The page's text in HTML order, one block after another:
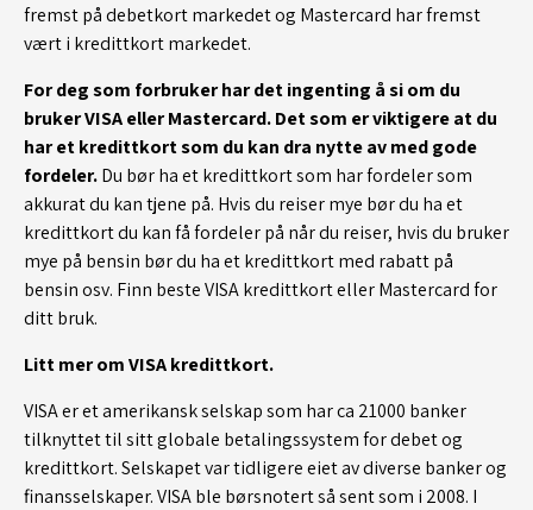
fremst på debetkort markedet og Mastercard har fremst
vært i kredittkort markedet.
For deg som forbruker har det ingenting å si om du
bruker VISA eller Mastercard. Det som er viktigere at du
har et kredittkort som du kan dra nytte av med gode
fordeler.Du bør ha et kredittkort som har fordeler som
akkurat du kan tjene på. Hvis du reiser mye bør du ha et
kredittkort du kan få fordeler på når du reiser, hvis du bruker
mye på bensin bør du ha et kredittkort med rabatt på
bensin osv. Finn beste VISA kredittkort eller Mastercard for
ditt bruk.
Litt mer om VISA kredittkort.
VISA er et amerikansk selskap som har ca 21000 banker
tilknyttet til sitt globale betalingssystem for debet og
kredittkort. Selskapet var tidligere eiet av diverse banker og
finansselskaper. VISA ble børsnotert så sent som i 2008. I